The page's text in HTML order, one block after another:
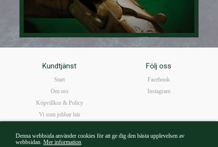
Denna webbsida använder cookies för att ge dig den bästa upplevelsen av
webbsidan.Mer information
Kundtjänst
Start
Om oss
Köpvillkor & Policy
Vi som jobbar här
Öppettider
Följ oss
Facebook
Instagram